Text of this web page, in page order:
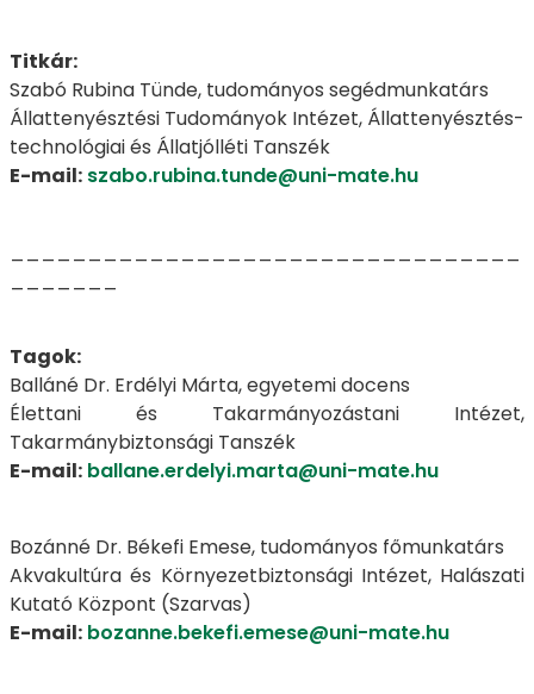
Titkár:
Szabó Rubina Tünde, tudományos segédmunkatárs
Állattenyésztési Tudományok Intézet, Állattenyésztés-
technológiai és Állatjólléti Tanszék
E-mail: szabo.rubina.tunde@uni-mate.hu
Tagok:
Balláné Dr. Erdélyi Márta, egyetemi docens
Élettani és Takarmányozástani Intézet,
Takarmánybiztonsági Tanszék
E-mail: ballane.erdelyi.marta@uni-mate.hu
Bozánné Dr. Békefi Emese, tudományos főmunkatárs
Akvakultúra és Környezetbiztonsági Intézet, Halászati
Kutató Központ (Szarvas)
E-mail: bozanne.bekefi.emese@uni-mate.hu